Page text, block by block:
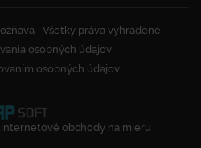
Všetky práva vyhradené
osobných údajov
osobných údajov
obchody na mieru